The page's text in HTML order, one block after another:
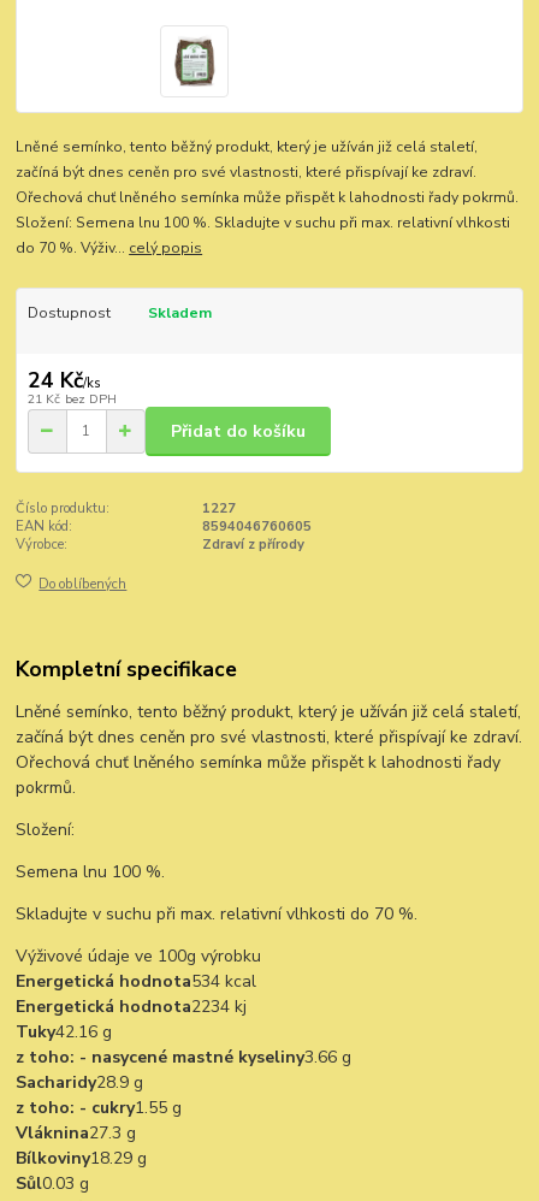
Lněné semínko, tento běžný produkt, který je užíván již celá staletí,
začíná být dnes ceněn pro své vlastnosti, které přispívají ke zdraví.
Ořechová chuť lněného semínka může přispět k lahodnosti řady pokrmů.
Složení: Semena lnu 100 %. Skladujte v suchu při max. relativní vlhkosti
do 70 %. Výživ... celý popis
Dostupnost Skladem
24 Kč/ks
21 Kč bez DPH
Přidat do košíku
Číslo produktu:
1227
EAN kód:
8594046760605
Výrobce:
Zdraví z přírody
Do oblíbených
Kompletní specifikace
Lněné semínko, tento běžný produkt, který je užíván již celá staletí,
začíná být dnes ceněn pro své vlastnosti, které přispívají ke zdraví.
Ořechová chuť lněného semínka může přispět k lahodnosti řady
pokrmů.
Složení:
Semena lnu 100 %.
Skladujte v suchu při max. relativní vlhkosti do 70 %.
Výživové údaje ve 100g výrobku
Energetická hodnota534 kcal
Energetická hodnota2234 kj
Tuky42.16 g
z toho: - nasycené mastné kyseliny3.66 g
Sacharidy28.9 g
z toho: - cukry1.55 g
Vláknina27.3 g
Bílkoviny18.29 g
Sůl0.03 g